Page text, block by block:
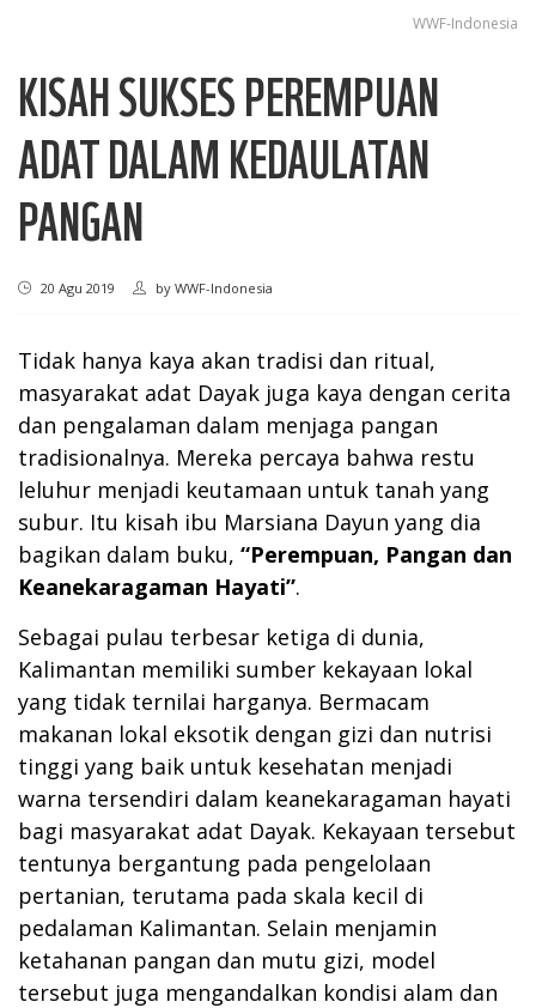
WWF-Indonesia
KISAH SUKSES PEREMPUAN
ADAT DALAM KEDAULATAN
PANGAN
20 Agu 2019 by WWF-Indonesia
Tidak hanya kaya akan tradisi dan ritual,
masyarakat adat Dayak juga kaya dengan cerita
dan pengalaman dalam menjaga pangan
tradisionalnya. Mereka percaya bahwa restu
leluhur menjadi keutamaan untuk tanah yang
subur. Itu kisah ibu Marsiana Dayun yang dia
bagikan dalam buku, “Perempuan, Pangan dan
Keanekaragaman Hayati”.
Sebagai pulau terbesar ketiga di dunia,
Kalimantan memiliki sumber kekayaan lokal
yang tidak ternilai harganya. Bermacam
makanan lokal eksotik dengan gizi dan nutrisi
tinggi yang baik untuk kesehatan menjadi
warna tersendiri dalam keanekaragaman hayati
bagi masyarakat adat Dayak. Kekayaan tersebut
tentunya bergantung pada pengelolaan
pertanian, terutama pada skala kecil di
pedalaman Kalimantan. Selain menjamin
ketahanan pangan dan mutu gizi, model
tersebut juga mengandalkan kondisi alam dan